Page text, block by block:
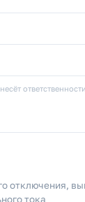
отключения,
тока